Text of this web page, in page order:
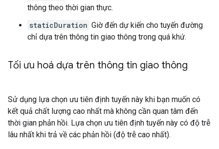
thông theo thời gian thực.
staticDuration Giờ đến dự kiến cho tuyến đường
chỉ dựa trên thông tin giao thông trong quá khứ.
Tối ưu hoá dựa trên thông tin giao thông
Sử dụng lựa chọn ưu tiên định tuyến này khi bạn muốn có
kết quả chất lượng cao nhất mà không cần quan tâm đến
thời gian phản hồi. Lựa chọn ưu tiên định tuyến này có độ trễ
lâu nhất khi trả về các phản hồi (độ trễ cao nhất).